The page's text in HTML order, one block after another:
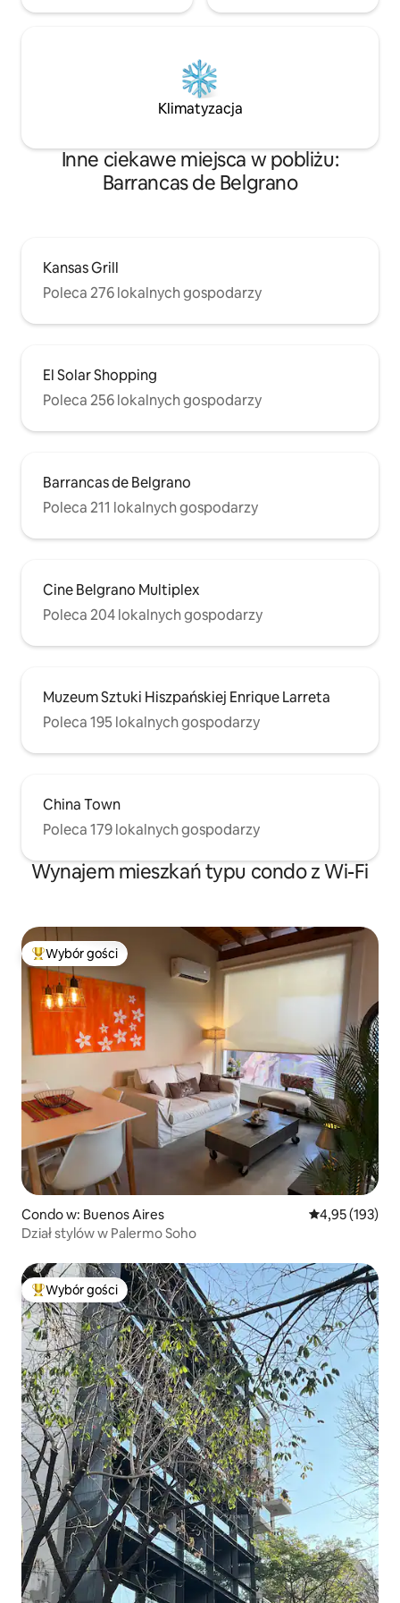
Klimatyzacja
Inne ciekawe miejsca w pobliżu:
Barrancas de Belgrano
Kansas Grill
Poleca 276 lokalnych gospodarzy
El Solar Shopping
Poleca 256 lokalnych gospodarzy
Barrancas de Belgrano
Poleca 211 lokalnych gospodarzy
Cine Belgrano Multiplex
Poleca 204 lokalnych gospodarzy
Muzeum Sztuki Hiszpańskiej Enrique Larreta
Poleca 195 lokalnych gospodarzy
China Town
Poleca 179 lokalnych gospodarzy
Wynajem mieszkań typu condo z Wi-Fi
Najpopularniejsze z kategorii Wybór gości
Wybór gości
Condo w: Buenos Aires Średnia
4,95 (193)
Dział stylów w Palermo Soho
Najpopularniejsze z kategorii Wybór gości
Wybór gości